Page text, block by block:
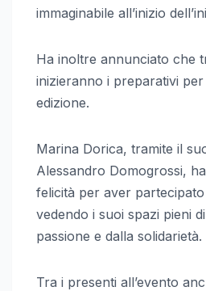
immaginabile all’inizio
Ha inoltre annunciato che
inizieranno i preparativi per
edizione.
Marina Dorica, tramite il
Alessandro Domogrossi,
felicità per aver partecipato
vedendo i suoi spazi pieni
passione e dalla solidarietà.
Tra i presenti all’evento